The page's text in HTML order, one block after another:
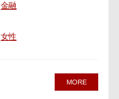
金融
女性
MORE